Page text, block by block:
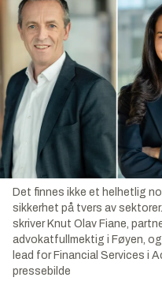
Det finnes ikke et helhetlig
sikkerhet på tvers av
skriver Knut Olav Fiane,
advokatfullmektig i Føyen,
lead for Financial Services i
pressebilde